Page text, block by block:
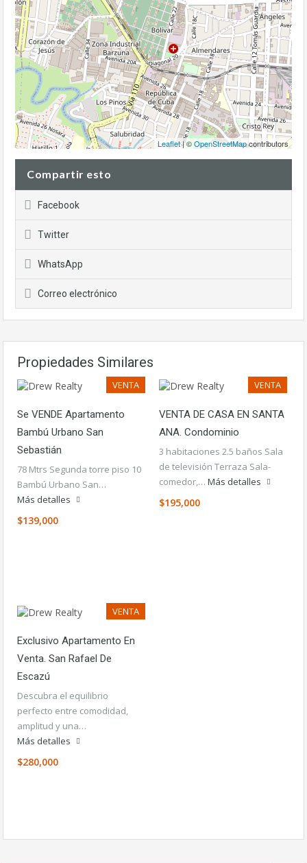
Leaflet| ©OpenStreetMapcontributors
Compartir esto
Facebook
Twitter
WhatsApp
Correo electrónico
Propiedades Similares
VENTA
Se VENDE Apartamento
Bambú Urbano San
Sebastián
78 Mtrs Segunda torre piso 10
Bambú Urbano San…
Más detalles
$139,000
VENTA
VENTA DE CASA EN SANTA
ANA. Condominio
3 habitaciones 2.5 baños Sala
de televisión Terraza Sala-
comedor,… Más detalles
$195,000
VENTA
Exclusivo Apartamento En
Venta. San Rafael De
Escazú
Descubra el equilibrio
perfecto entre comodidad,
amplitud y una…
Más detalles
$280,000